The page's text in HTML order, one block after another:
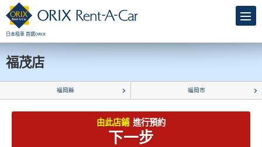
日本租車 首選ORIX
福茂店
福岡縣 福岡市
由此店鋪 進行預約
下一步